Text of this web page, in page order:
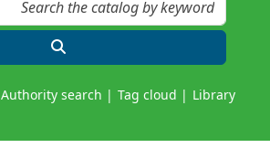
Authority search Tag cloud Library